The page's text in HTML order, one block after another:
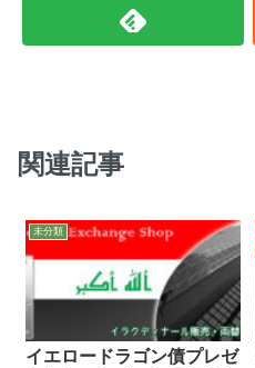
関連記事
未分類
イエロードラゴン債プレゼ